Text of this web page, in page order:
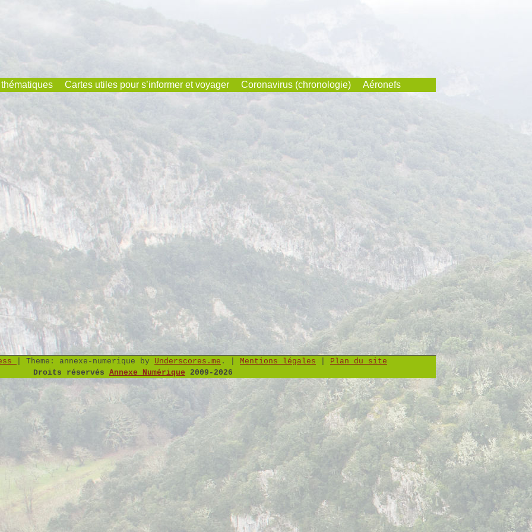
Cartes utiles pour s’informer et voyager Coronavirus (chronologie) Aéronefs
Theme: annexe-numerique by Underscores.me . Mentions légales
Plan du site
Droits réservés Annexe Numérique 2009-2026